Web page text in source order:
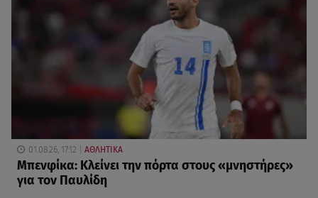
01.08.26, 17:12 ΑΘΛΗΤΙΚΑ
Μπενφίκα: Κλείνει την πόρτα στους «μνηστήρες»
για τον Παυλίδη